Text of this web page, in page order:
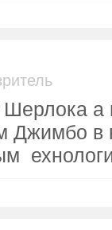
Шерлока а
Джимбо в